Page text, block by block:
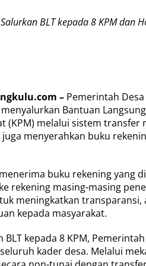
P
M
o
r
K
a
M
e
l
a
l
i
R
e
BLT kepada 8 KPM dan
– Pemerintah
Bantuan
(KPM) melalui sistem
menyerahkan buku
buku rekening yang
rekening masing-masing
meningkatkan
kepada masyarakat.
BLT kepada 8 KPM,
kader desa. Melalui